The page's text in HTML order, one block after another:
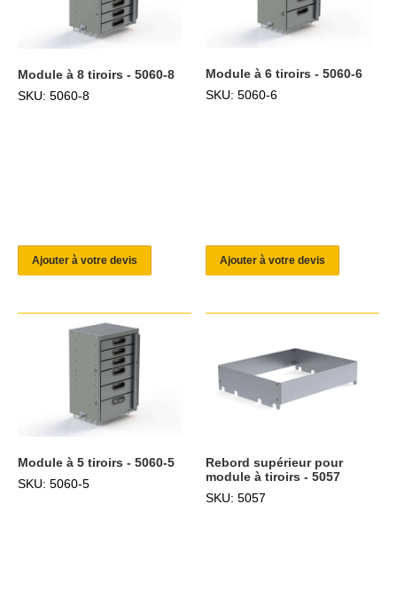
Module à 8 tiroirs - 5060-8
SKU: 5060-8
Ajouter à votre devis
Module à 6 tiroirs - 5060-6
SKU: 5060-6
Ajouter à votre devis
Module à 5 tiroirs - 5060-5
SKU: 5060-5
Rebord supérieur pour
module à tiroirs - 5057
SKU: 5057